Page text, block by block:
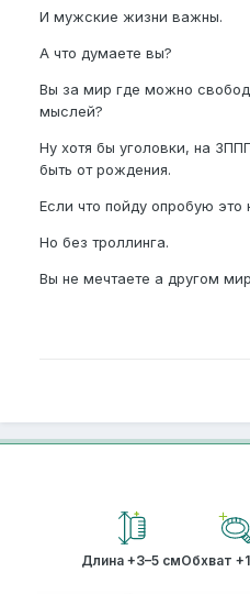
И мужские жизни важны.
А что думаете вы?
Вы за мир где можно
мыслей?
Ну хотя бы уголовки, на
быть от рождения.
Если что пойду опробую это
Но без троллинга.
Вы не мечтаете а другом
Длина +3–5 смОбхват